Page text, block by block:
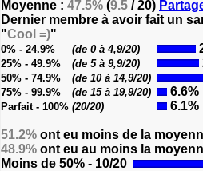
Moyenne : 47.5% (9.5 / 20)
Dernier membre à avoir fait un
"Cool =)"
0% - 24.9% (de 0 à 4,9/20)
25% - 49.9% (de 5 à 9,9/20)
50% - 74.9% (de 10 à 14,9/20)
75% - 99.9% (de 15 à 19,9/20) 6.6%
Parfait - 100% (20/20) 6.1%
51.2% ont eu moins de la
48.9% ont eu au moins la
Moins de 50% - 10/20